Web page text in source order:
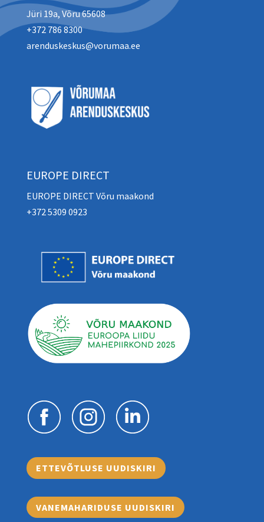
Jüri 19a, Võru 65608
+372 786 8300
arenduskeskus@vorumaa.ee
EUROPE DIRECT
EUROPE DIRECT Võru maakond
+372 5309 0923
ETTEVÕTLUSE UUDISKIRI
VANEMAHARIDUSE UUDISKIRI